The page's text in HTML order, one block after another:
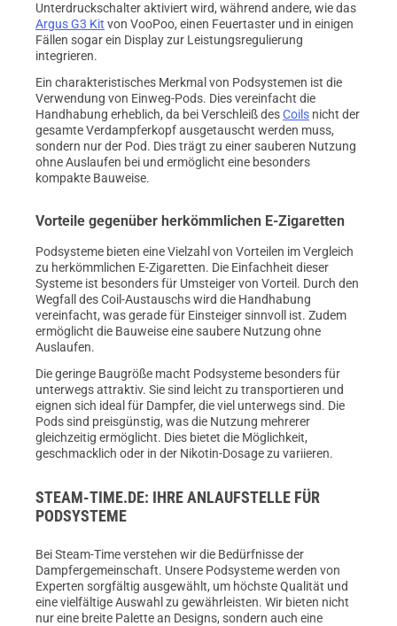
Unterdruckschalter aktiviert wird, während andere, wie das
Argus G3 Kit von VooPoo, einen Feuertaster und in einigen
Fällen sogar ein Display zur Leistungsregulierung
integrieren.
Ein charakteristisches Merkmal von Podsystemen ist die
Verwendung von Einweg-Pods. Dies vereinfacht die
Handhabung erheblich, da bei Verschleiß desCoils nicht der
gesamte Verdampferkopf ausgetauscht werden muss,
sondern nur der Pod. Dies trägt zu einer sauberen Nutzung
ohne Auslaufen bei und ermöglicht eine besonders
kompakte Bauweise.
Vorteile gegenüber herkömmlichen E-Zigaretten
Podsysteme bieten eine Vielzahl von Vorteilen im Vergleich
zu herkömmlichen E-Zigaretten. Die Einfachheit dieser
Systeme ist besonders für Umsteiger von Vorteil. Durch den
Wegfall des Coil-Austauschs wird die Handhabung
vereinfacht, was gerade für Einsteiger sinnvoll ist. Zudem
ermöglicht die Bauweise eine saubere Nutzung ohne
Auslaufen.
Die geringe Baugröße macht Podsysteme besonders für
unterwegs attraktiv. Sie sind leicht zu transportieren und
eignen sich ideal für Dampfer, die viel unterwegs sind. Die
Pods sind preisgünstig, was die Nutzung mehrerer
gleichzeitig ermöglicht. Dies bietet die Möglichkeit,
geschmacklich oder in der Nikotin-Dosage zu variieren.
STEAM-TIME.DE: IHRE ANLAUFSTELLE FÜR
PODSYSTEME
Bei Steam-Time verstehen wir die Bedürfnisse der
Dampfergemeinschaft. Unsere Podsysteme werden von
Experten sorgfältig ausgewählt, um höchste Qualität und
eine vielfältige Auswahl zu gewährleisten. Wir bieten nicht
nur eine breite Palette an Designs, sondern auch eine